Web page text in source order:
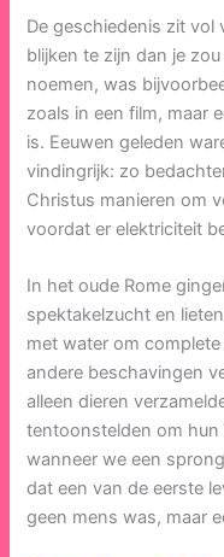
De geschiedenis zit vol
blijken te zijn dan je
noemen, was
zoals in een film, maar
is. Eeuwen geleden
vindingrijk: zo
Christus manieren om
voordat er elektriciteit
In het oude Rome
spektakelzucht en
met water om
andere beschavingen
alleen dieren
tentoonstelden om
wanneer we een
dat een van de eerste
geen mens was, maar